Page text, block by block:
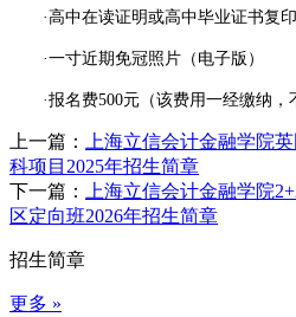
·高中在读证明或高中毕业证书复
·一寸近期免冠照片（电子版）
·报名费500元（该费用一经缴纳，
上一篇：
上海立信会计金融学院
科项目2025年招生简章
下一篇：
上海立信会计金融学院
区定向班2026年招生简章
招生简章
更多 »